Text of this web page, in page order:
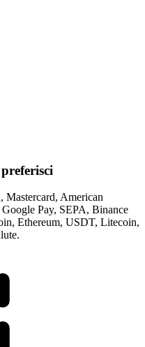
Mastercard, American
Pay, SEPA, Binance
Ethereum, USDT, Litecoin,